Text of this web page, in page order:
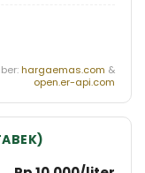
hargaemas.com &
open.er-api.com